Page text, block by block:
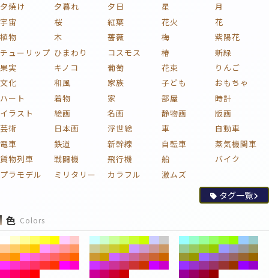
夕焼け
夕暮れ 夕日 星
月
宇宙
桜 紅葉 花火
花
植物
木 薔薇 梅
紫陽花
チューリップ ひまわり コスモス 椿
新緑
果実
キノコ 葡萄 花束
りんご
文化
和風 家族 子ども
おもちゃ
ハート
着物 家 部屋
時計
イラスト
絵画 名画 静物画
版画
芸術
日本画 浮世絵 車
自動車
電車
鉄道 新幹線 自転車
蒸気機関車
貨物列車
戦闘機 飛行機 船
バイク
プラモデル
ミリタリー カラフル 激ムズ
タグ一覧
色 Colors